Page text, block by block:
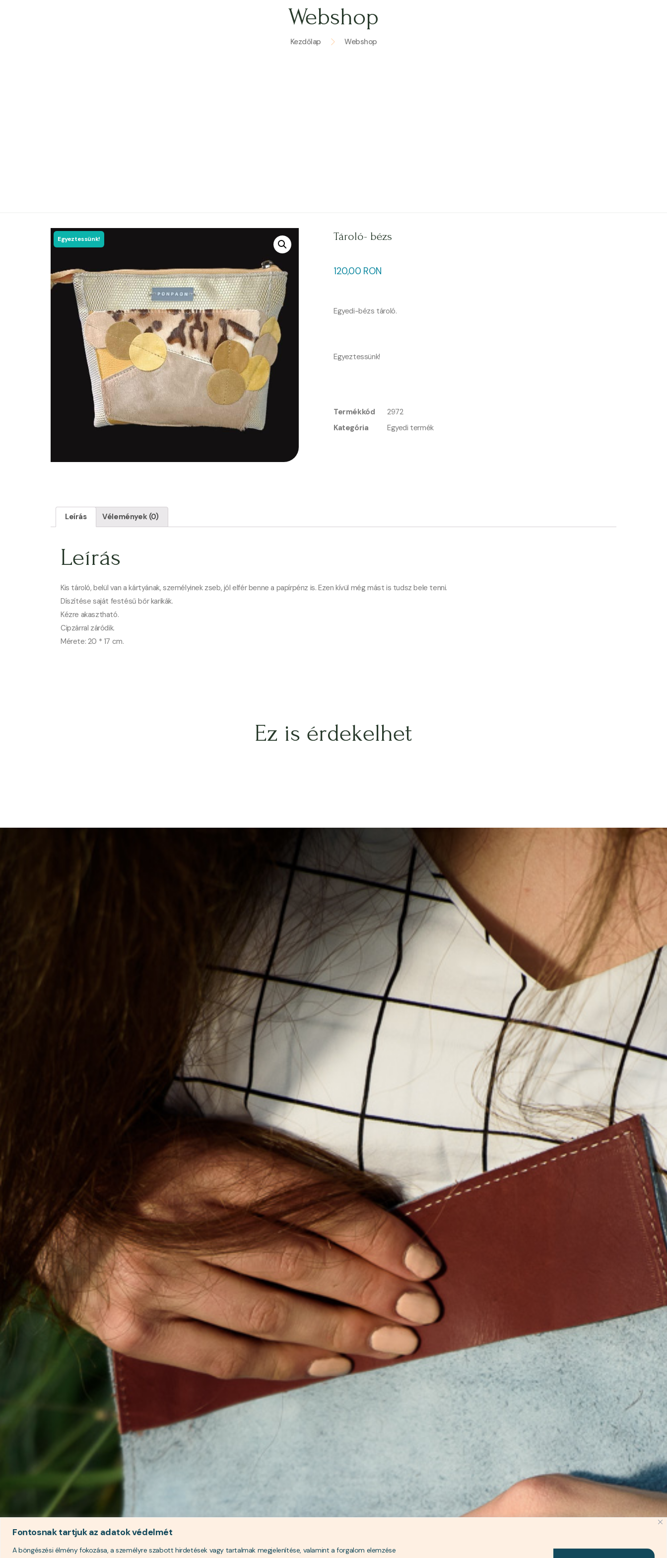
Fontosnak tartjuk az adatok védelmét
A böngészési élmény fokozása, a személyre szabott hirdetések vagy tartalmak megjelenítése, valamint a forgalom elemzése
Webshop
Kezdőlap Webshop
Egyeztessünk! Tároló- bézs
120,00 RON
Egyedi-bézs tároló.
Egyeztessünk!
Termékkód
2972
Kategória
Egyedi termék
Leírás Vélemények (0)
Leírás
Kis tároló, belül van a kártyának, személyinek zseb, jól elfér benne a papírpénz is. Ezen kívül még mást is tudsz bele tenni.
Díszítése saját festésű bőr karikák.
Kézre akasztható.
Cipzárral záródik.
Mérete: 20 * 17 cm.
Ez is érdekelhet